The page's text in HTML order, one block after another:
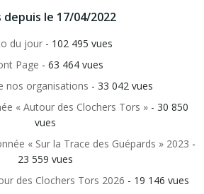
depuis le 17/04/2022
du jour- 102 495 vues
Page - 63 464 vues
nos organisations - 33 042 vues
« Autour des Clochers Tors » - 30 850
vues
« Sur la Trace des Guépards » 2023 -
23 559 vues
des Clochers Tors 2026 - 19 146 vues